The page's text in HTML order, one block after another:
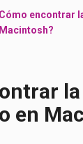
encontrar
en